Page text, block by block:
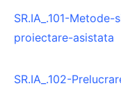
SR.IA_.101-
proiectare-asistata
SR.IA_.102-